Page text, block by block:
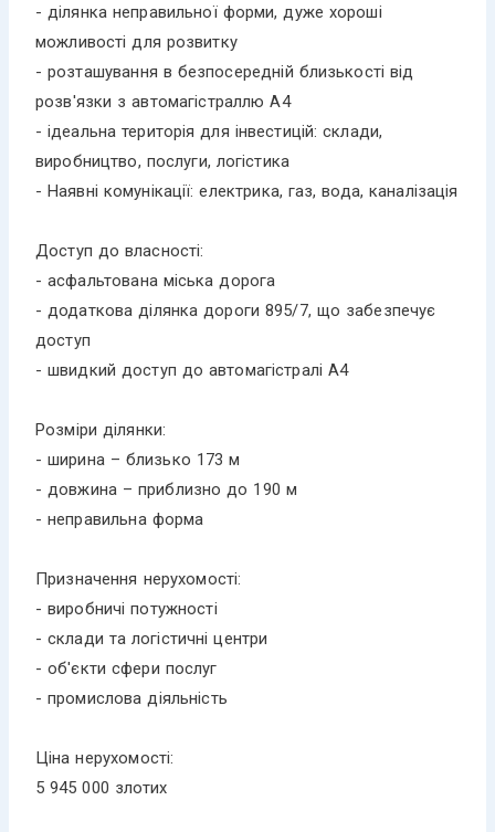
- ділянка неправильної форми, дуже хороші
можливості для розвитку
- розташування в безпосередній близькості від
розв'язки з автомагістраллю А4
- ідеальна територія для інвестицій: склади,
виробництво, послуги, логістика
- Наявні комунікації: електрика, газ, вода, каналізація
Доступ до власності:
- асфальтована міська дорога
- додаткова ділянка дороги 895/7, що забезпечує
доступ
- швидкий доступ до автомагістралі А4
Розміри ділянки:
- ширина – близько 173 м
- довжина – приблизно до 190 м
- неправильна форма
Призначення нерухомості:
- виробничі потужності
- склади та логістичні центри
- об'єкти сфери послуг
- промислова діяльність
Ціна нерухомості:
5 945 000 злотих